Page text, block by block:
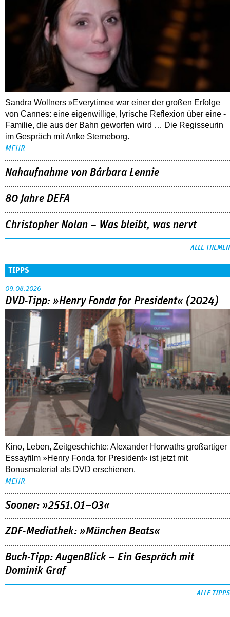
Sandra Wollners »Everytime« war einer der großen Erfolge
von Cannes: eine eigenwillige, lyrische Reflexion über eine ­
Familie, die aus der Bahn geworfen wird … Die Regisseurin
im Gespräch mit Anke Sterneborg.
MEHR
Nahaufnahme von Bárbara Lennie
80 Jahre DEFA
Christopher Nolan – Was bleibt, was nervt
ALLE THEMEN
TIPPS
09.08.2026
DVD-Tipp: »Henry Fonda for President« (2024)
Kino, Leben, Zeitgeschichte: Alexander Horwaths großartiger
Essayfilm »Henry Fonda for President« ist jetzt mit
Bonusmaterial als DVD erschienen.
MEHR
Sooner: »2551.01–03«
ZDF-Mediathek: »München Beats«
Buch-Tipp: AugenBlick – Ein Gespräch mit
Dominik Graf
ALLE TIPPS